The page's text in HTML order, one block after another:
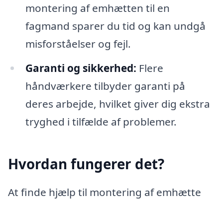
montering af emhætten til en
fagmand sparer du tid og kan undgå
misforståelser og fejl.
Garanti og sikkerhed: Flere
håndværkere tilbyder garanti på
deres arbejde, hvilket giver dig ekstra
tryghed i tilfælde af problemer.
Hvordan fungerer det?
At finde hjælp til montering af emhætte